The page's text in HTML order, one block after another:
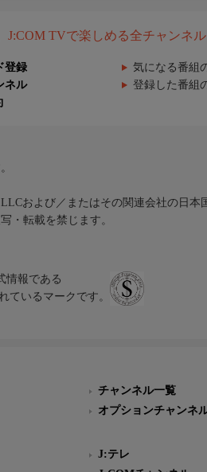
J:COM TVで楽しめる全チャンネ
登録 気になる番組
ネル 登録した番組
および／またはその関連会社の日本
・転載を禁じます。
情報である
ているマークです。
チャンネル一覧
オプションチャンネ
J:テレ